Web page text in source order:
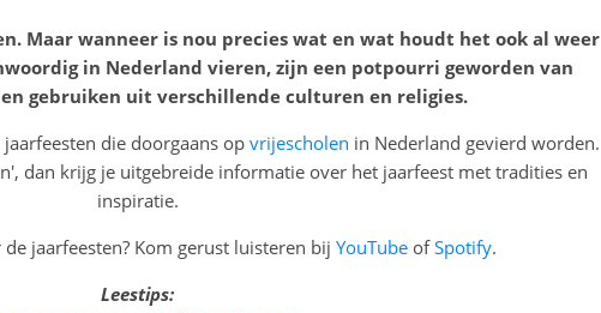
Maar wanneer is nou precies wat en wat houdt het ook al weer
in Nederland vieren, zijn een potpourri geworden van
gebruiken uit verschillende culturen en religies.
die doorgaans op vrijescholen in Nederland gevierd worden.
dan krijg je uitgebreide informatie over het jaarfeest met tradities en
inspiratie.
de jaarfeesten? Kom gerust luisteren bij YouTube ofSpotify.
Leestips: